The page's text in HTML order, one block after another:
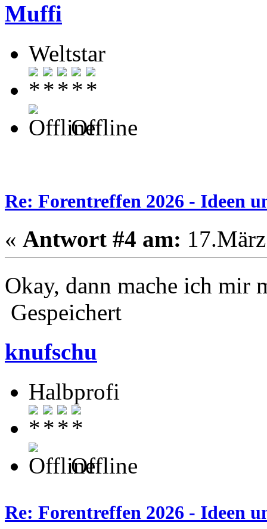
Muffi
Weltstar
Offline
Re: Forentreffen 2026 - Ideen
« Antwort #4 am:
Okay, dann mache ich mir
Gespeichert
knufschu
Halbprofi
Offline
Re: Forentreffen 2026 - Ideen